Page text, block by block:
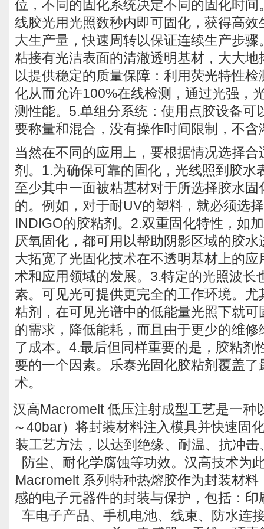
位，不同的固化系统决定不同的固化时
线胶光用光照数秒内即可固化，获得高
大生产量，快速周转以保证连续生产步
粘接有光洁表面的清澈透明基材，大大
以提供稳定的质量保障：利用荧光特性
化从而允许100%在线检测，通过光强，
测性能。5.单组分系统：使用点胶设备可
要称量和混合，没有操作时间限制，不含
当然在不同的应用上，要根据情况选择
剂。1.为确保可靠的固化，光线照到胶水
至少其中一面被粘基材对于所选择胶水
的。例如，对于耐UV的塑料，就必须选
INDIGO的胶粘剂。2.双重固化特性，如
厌氧固化，都可用以帮助阴影区域的胶
大拓宽了光固化技术在不透明基材上的
术和应用领域的发展。3.特定的光照波长
素。可见光可提供更完全的工作环境。
粘剂，在可见光谱中的低能量光照下就
的需求，降低能耗，而且由于更少的维
了成本。4.最后但同样重要的是，胶粘剂
要的一个因素。乐泰光固化胶粘剂覆盖
术。
汉高Macromelt 低压注射成型工艺是一种
～40bar）将封装材料注入模具并快速固
装工艺方法，以达到绝缘、耐温、抗冲
防尘、耐化学腐蚀等功效。汉高技术为
Macromelt 系列特种热熔胶作为封装材
感的电子元器件的封装与保护，包括：
车电子产品、手机电池、线束、防水连